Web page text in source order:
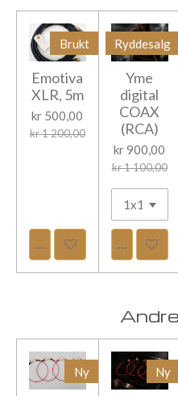
Brukt
Emotiva
XLR, 5m
kr 500,00
kr 1 200,00
Legg til handlevogn
Ryddesalg
Yme
digital
COAX
(RCA)
kr 900,00
kr 1 100,00
Se detaljer
Ny Ny